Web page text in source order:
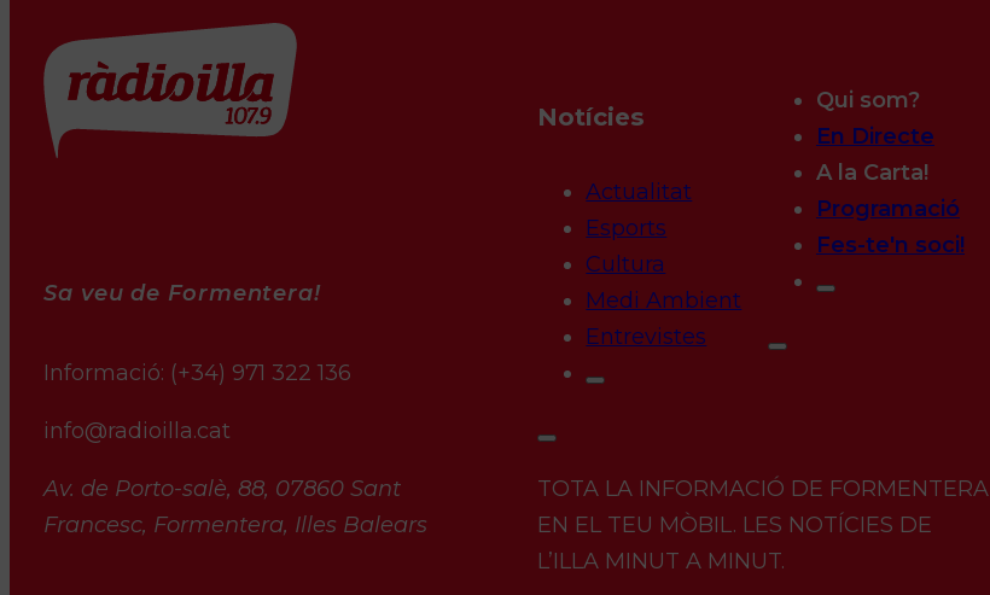
Sa veu de Formentera!
Informació: (+34) 971 322 136
info@radioilla.cat
Av. de Porto-salè, 88, 07860 Sant
Francesc, Formentera, Illes Balears
Notícies
Actualitat
Esports
Cultura
Medi Ambient
Entrevistes
Qui som?
En Directe
A la Carta!
Programació
Fes-te'n soci!
TOTA LA INFORMACIÓ DE FORMENTERA
EN EL TEU MÒBIL. LES NOTÍCIES DE
L’ILLA MINUT A MINUT.